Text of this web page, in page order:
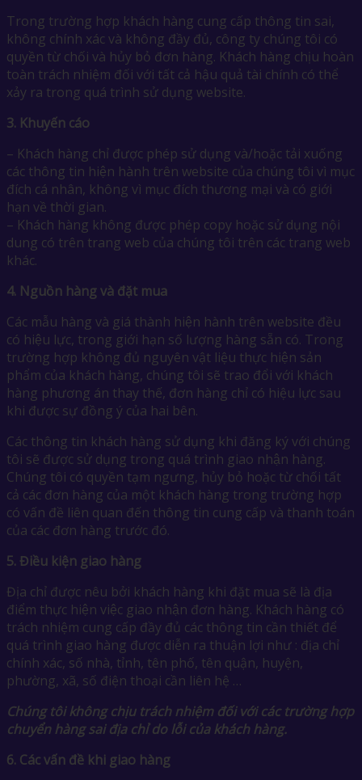
Trong trường hợp khách hàng cung cấp thông tin sai,
không chính xác và không đầy đủ, công ty chúng tôi có
quyền từ chối và hủy bỏ đơn hàng. Khách hàng chịu hoàn
toàn trách nhiệm đối với tất cả hậu quả tài chính có thể
xảy ra trong quá trình sử dụng website.
3. Khuyến cáo
– Khách hàng chỉ được phép sử dụng và/hoặc tải xuống
các thông tin hiện hành trên website của chúng tôi vì mục
đích cá nhân, không vì mục đích thương mại và có giới
hạn về thời gian.
– Khách hàng không được phép copy hoặc sử dụng nội
dung có trên trang web của chúng tôi trên các trang web
khác.
4. Nguồn hàng và đặt mua
Các mẫu hàng và giá thành hiện hành trên website đều
có hiệu lực, trong giới hạn số lượng hàng sẵn có. Trong
trường hợp không đủ nguyên vật liệu thực hiện sản
phẩm của khách hàng, chúng tôi sẽ trao đổi với khách
hàng phương án thay thế, đơn hàng chỉ có hiệu lực sau
khi được sự đồng ý của hai bên.
Các thông tin khách hàng sử dụng khi đăng ký với chúng
tôi sẽ được sử dụng trong quá trình giao nhận hàng.
Chúng tôi có quyền tạm ngưng, hủy bỏ hoặc từ chối tất
cả các đơn hàng của một khách hàng trong trường hợp
có vấn đề liên quan đến thông tin cung cấp và thanh toán
của các đơn hàng trước đó.
5. Điều kiện giao hàng
Địa chỉ được nêu bởi khách hàng khi đặt mua sẽ là địa
điểm thực hiện việc giao nhận đơn hàng. Khách hàng có
trách nhiệm cung cấp đầy đủ các thông tin cần thiết để
quá trình giao hàng được diễn ra thuận lợi như : địa chỉ
chính xác, số nhà, tỉnh, tên phố, tên quận, huyện,
phường, xã, số điện thoại cần liên hệ …
Chúng tôi không chịu trách nhiệm đối với các trường hợp
chuyển hàng sai địa chỉ do lỗi của khách hàng.
6. Các vấn đề khi giao hàng